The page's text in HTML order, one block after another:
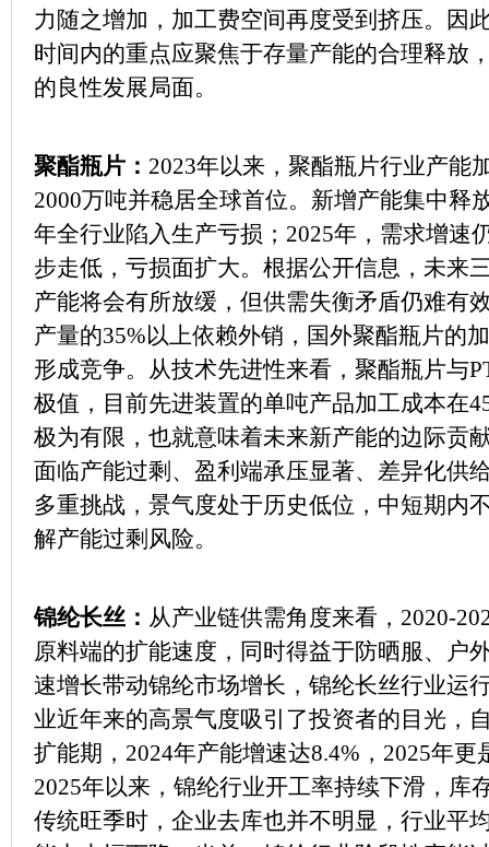
力随之增加，加工费空间再度受到挤压。因
时间内的重点应聚焦于存量产能的合理释放
的良性发展局面。
聚酯瓶片： 2023年以来，聚酯瓶片行业产能
2000万吨并稳居全球首位。新增产能集中释
年全行业陷入生产亏损；2025年，需求增速
步走低，亏损面扩大。根据公开信息，未来
产能将会有所放缓，但供需失衡矛盾仍难有
产量的35%以上依赖外销，国外聚酯瓶片的
形成竞争。从技术先进性来看，聚酯瓶片与
极值，目前先进装置的单吨产品加工成本在
极为有限，也就意味着未来新产能的边际贡
面临产能过剩、盈利端承压显著、差异化供
多重挑战，景气度处于历史低位，中短期内
解产能过剩风险。
锦纶长丝： 从产业链供需角度来看，2020-
原料端的扩能速度，同时得益于防晒服、户
速增长带动锦纶市场增长，锦纶长丝行业运
业近年来的高景气度吸引了投资者的目光，
扩能期，2024年产能增速达8.4%，2025年
2025年以来，锦纶行业开工率持续下滑，库
传统旺季时，企业去库也并不明显，行业平